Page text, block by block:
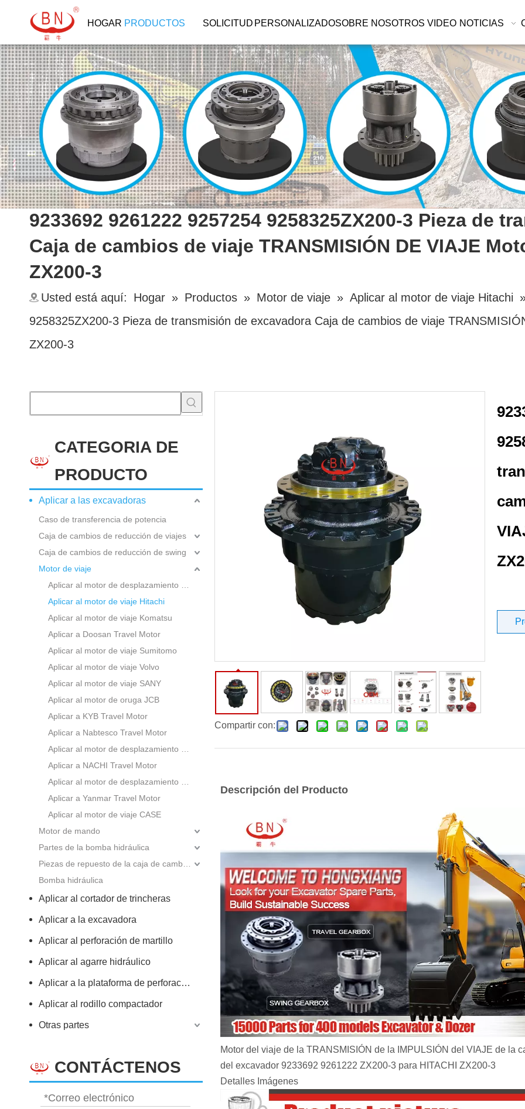
HOGAR PRODUCTOS SOLICITUD PERSONALIZADOSOBRE NOSOTROS VIDEO NOTICIAS
9233692 9261222 9257254 9258325ZX200-3 Pieza de
Caja de cambios de viaje TRANSMISIÓN DE VIAJE
ZX200-3
Usted está aquí: Hogar » Productos » Motor de viaje » Aplicar al motor de viaje Hitachi
9258325ZX200-3 Pieza de transmisión de excavadora Caja de cambios de viaje
ZX200-3
CATEGORIA DE
PRODUCTO
Aplicar a las excavadoras
Caso de transferencia de potencia
Caja de cambios de reducción de viajes
Caja de cambios de reducción de swing
Motor de viaje
Aplicar al motor de viaje Hitachi
Aplicar al motor de viaje Komatsu
Aplicar a Doosan Travel Motor
Aplicar al motor de viaje Sumitomo
Aplicar al motor de viaje Volvo
Aplicar al motor de viaje SANY
Aplicar al motor de oruga JCB
Aplicar a KYB Travel Motor
Aplicar a Nabtesco Travel Motor
Aplicar a NACHI Travel Motor
Aplicar a Yanmar Travel Motor
Aplicar al motor de viaje CASE
Motor de mando
Partes de la bomba hidráulica
Bomba hidráulica
Aplicar al cortador de trincheras
Aplicar a la excavadora
Aplicar al perforación de martillo
Aplicar al agarre hidráulico
Aplicar a la plataforma de perforación rotativa
Aplicar al rodillo compactador
Otras partes
CONTÁCTENOS
Compartir con:
Descripción del Producto
Motor del viaje de la TRANSMISIÓN de la IMPULSIÓN del VIAJE de la
del excavador 9233692 9261222 ZX200-3 para HITACHI ZX200-3
Detalles Imágenes